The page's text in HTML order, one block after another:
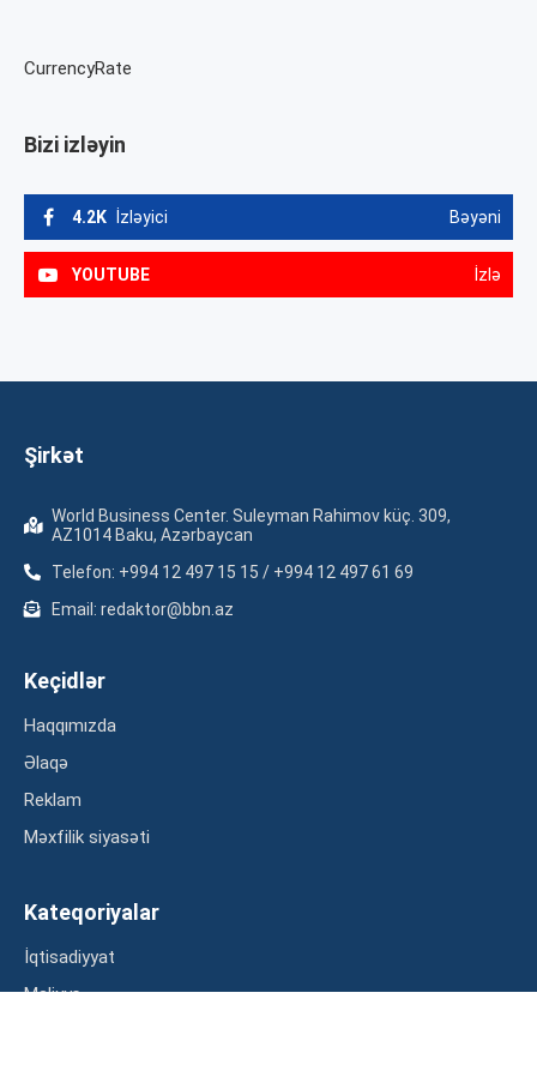
CurrencyRate
Bizi izləyin
4.2K İzləyici Bəyəni
YOUTUBE İzlə
Şirkət
World Business Center. Suleyman Rahimov küç. 309,
AZ1014 Baku, Azərbaycan
Telefon: +994 12 497 15 15 / +994 12 497 61 69
Email: redaktor@bbn.az
Keçidlər
Haqqımızda
Əlaqə
Reklam
Məxfilik siyasəti
Kateqoriyalar
İqtisadiyyat
Maliyyə